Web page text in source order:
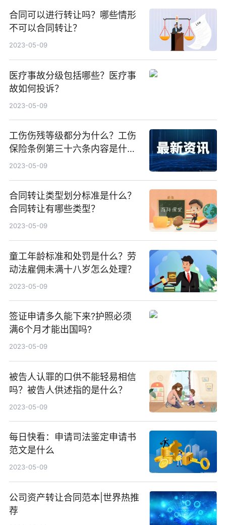
合同可以进行转让吗？哪些情形
不可以合同转让？
2023-05-09
医疗事故分级包括哪些？医疗事
故如何投诉？
2023-05-09
工伤伤残等级都分为什么？工伤
保险条例第三十六条内容是什
么？
2023-05-09
合同转让类型划分标准是什么？
合同转让有哪些类型？
2023-05-09
童工年龄标准和处罚是什么？劳
动法雇佣未满十八岁怎么处理？
2023-05-09
签证申请多久能下来?护照必须
满6个月才能出国吗?
2023-05-09
被告人认罪的口供不能轻易相信
吗？被告人供述指的是什么？
2023-05-09
每日快看：申请司法鉴定申请书
范文是什么
2023-05-09
公司资产转让合同范本|世界热推
荐